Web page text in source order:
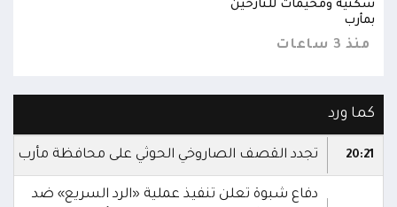
سكنية ومخيمات للنازحين
بمأرب
منذ 3 ساعات
كما ورد
20:21 تجدد القصف الصاروخي الحوثي على محافظة مأرب
دفاع شبوة تعلن تنفيذ عملية «الرد السريع» ضد